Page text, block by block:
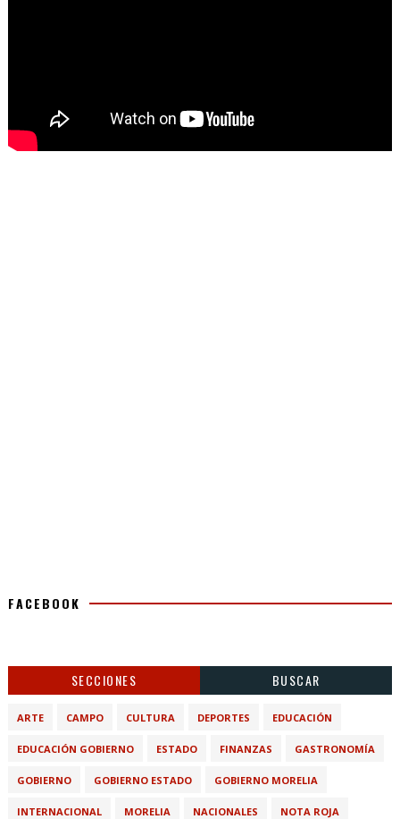
FACEBOOK
SECCIONES BUSCAR
ARTE CAMPO CULTURA DEPORTES EDUCACIÓN
EDUCACIÓN GOBIERNO ESTADO FINANZAS GASTRONOMÍA
GOBIERNO GOBIERNO ESTADO GOBIERNO MORELIA
INTERNACIONAL MORELIA NACIONALES NOTA ROJA